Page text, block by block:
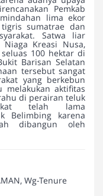
Pemkab
lima ekor
sumatrae dan
Satwa liar
Kreasi Nusa,
100 hektar di
Barisan Selatan
tersebut sangat
yang berkebun
melakukan aktifitas
di perairan teluk
telah lama
Belimbing karena
dibangun oleh
Wg-Tenure